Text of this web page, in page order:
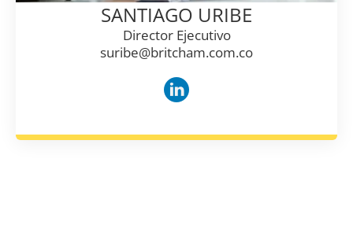
SANTIAGO URIBE
Director Ejecutivo
suribe@britcham.com.co